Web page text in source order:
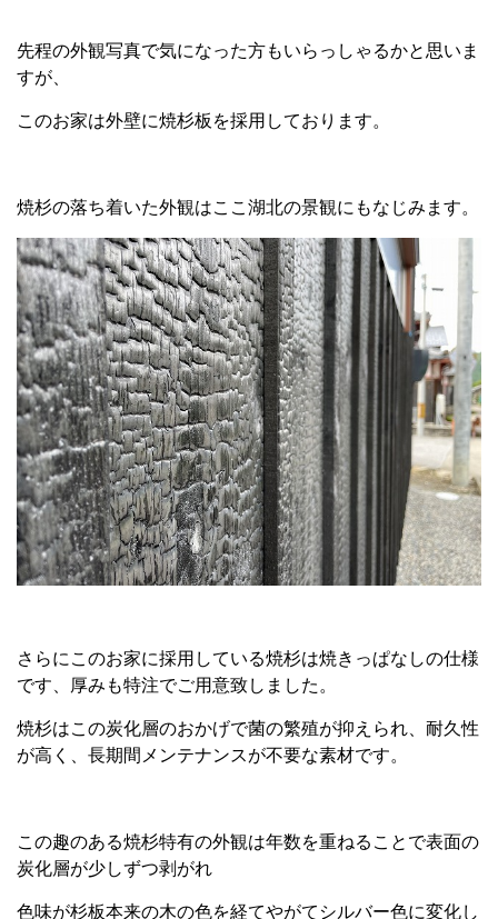
先程の外観写真で気になった方もいらっしゃるかと思いま
すが、
このお家は外壁に焼杉板を採用しております。
焼杉の落ち着いた外観はここ湖北の景観にもなじみます。
さらにこのお家に採用している焼杉は焼きっぱなしの仕様
です、厚みも特注でご用意致しました。
焼杉はこの炭化層のおかげで菌の繁殖が抑えられ、耐久性
が高く、長期間メンテナンスが不要な素材です。
この趣のある焼杉特有の外観は年数を重ねることで表面の
炭化層が少しずつ剥がれ
色味が杉板本来の木の色を経てやがてシルバー色に変化し